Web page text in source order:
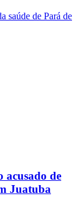
saúde de Pará de
acusado de
Juatuba